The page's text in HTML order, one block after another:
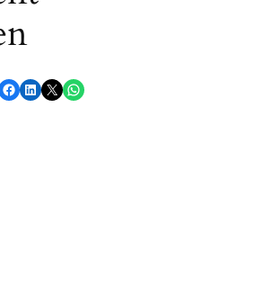
Partager sur Facebook Partager sur LinkedIn Partager sur X Partager sur WhatsApp